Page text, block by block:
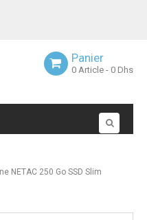
Panier
0 Article - 0 Dhs
NETAC 250 Go SSD Slim